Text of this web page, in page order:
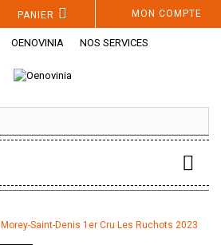
MON COMPTE
PANIER
OENOVINIA NOS SERVICES
Morey-Saint-Denis 1er Cru Les Ruchots 2023